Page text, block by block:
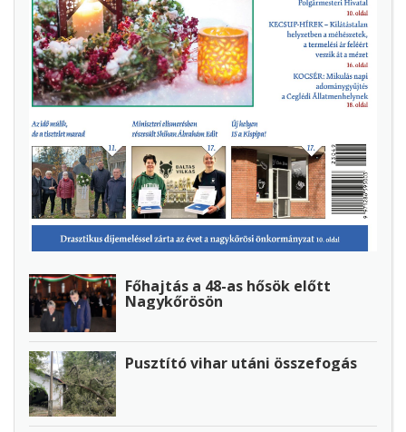
Főhajtás a 48-as hősök előtt
Nagykőrösön
Pusztító vihar utáni összefogás